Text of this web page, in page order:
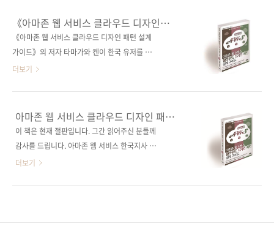
《아마존 웹 서비스 클라우드 디자인
패턴 설계 가이드》의 저자 타마가와 켄
방한 세미나 개최
《아마존 웹 서비스 클라우드 디자인 패턴 설계
가이드》의 저자 타마가와 켄이 한국 유저를 위
한 세미나를 개최합니다. AWS에 대해서 기존에
분,클라우드 컴퓨팅에 관심이 있으신 분 등 다양
한 참여를 원한다고 합니다. 저자가 직접 아마존
웹 서비스 클라우드 디자인 패턴 설계 가이드와
도입하고자 하시는 분들에게는 좋은 기회가, 현
재 클라우드 서비스 운영에 대해서 문제가 있으
더보기
아마존 웹 서비스 클라우드 디자인 패턴
설계 가이드
이 책은 현재 절판입니다. 그간 읽어주신 분들께
감사를 드립니다. 아마존 웹 서비스 한국지사 추
천도서! 클라우드 설계의 베스트 프랙티스 모음
더보기